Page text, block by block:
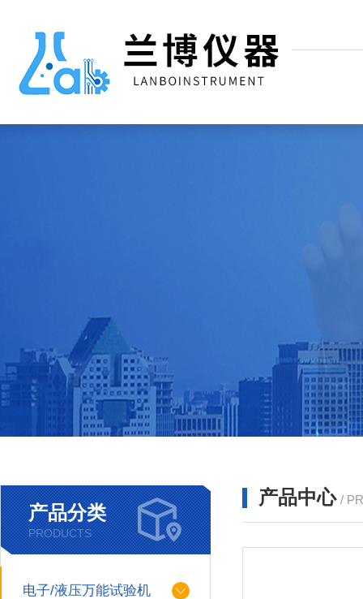
产品分类
PRODUCTS
电子/液压万能试验机
产品中心 /